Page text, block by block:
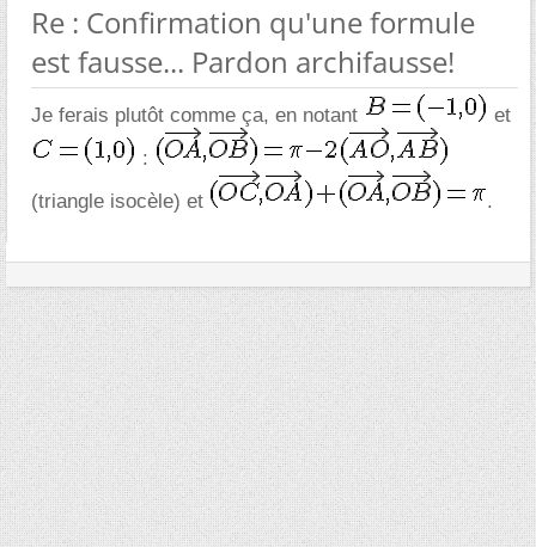
Re : Confirmation qu'une formule
est fausse... Pardon archifausse!
Je ferais plutôt comme ça, en notant
et
:
(triangle isocèle) et
.